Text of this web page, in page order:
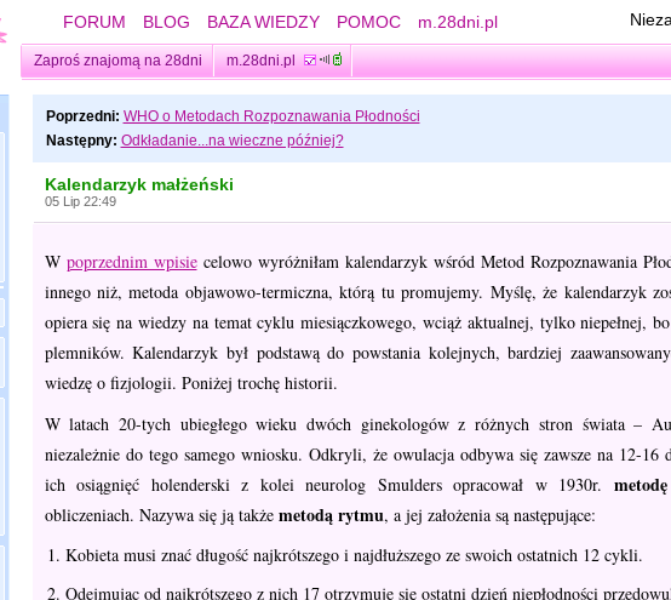
FORUM BLOG BAZA WIEDZY POMOC m.28dni.pl
Zaproś znajomą na 28dni m.28dni.pl
Poprzedni: WHO o Metodach Rozpoznawania Płodności
Następny: Odkładanie...na wieczne później?
Kalendarzyk małżeński
05 Lip 22:49
W poprzednim wpisiecelowo wyróżniłam kalendarzyk wśród Metod Rozpoznawania
innego niż, metoda objawowo-termiczna, którą tu promujemy. Myślę, że kalendarzyk
opiera się na wiedzy na temat cyklu miesiączkowego, wciąż aktualnej, tylko niepełnej,
plemników. Kalendarzyk był podstawą do powstania kolejnych, bardziej
wiedzę o fizjologii. Poniżej trochę historii.
W latach 20-tych ubiegłego wieku dwóch ginekologów z różnych stron świata –
niezależnie do tego samego wniosku. Odkryli, że owulacja odbywa się zawsze na 12-16
ich osiągnięć holenderski z kolei neurolog Smulders opracował w 1930r.
obliczeniach. Nazywa się ją także metodą rytmu, a jej założenia są następujące:
Kobieta musi znać długość najkrótszego i najdłuższego ze swoich ostatnich 12 cykli.
Odejmując od najkrótszego z nich 17 otrzymuje się ostatni dzień niepłodności